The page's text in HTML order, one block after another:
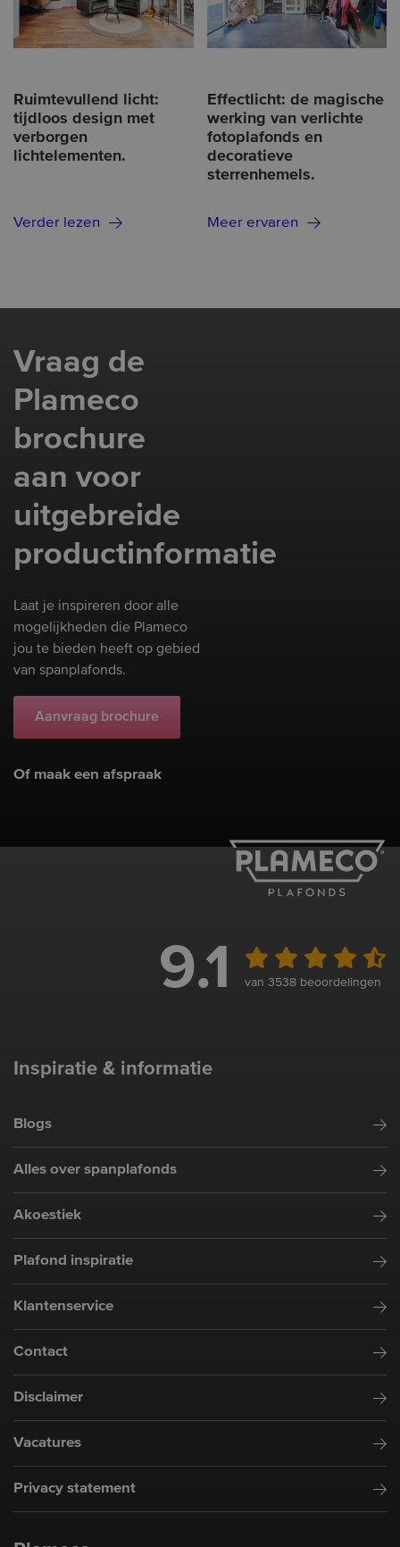
Ruimtevullend licht:
tijdloos design met
verborgen
lichtelementen.
Verder lezen
Effectlicht: de magische
werking van verlichte
fotoplafonds en
decoratieve
sterrenhemels.
Meer ervaren
Vraag de
Plameco
brochure
aan voor
uitgebreide
productinformatie
Laat je inspireren door alle
mogelijkheden die Plameco
jou te bieden heeft op gebied
van spanplafonds.
Aanvraag brochure
Of maak een afspraak
9.1 van 3538 beoordelingen
Inspiratie & informatie
Blogs
Alles over spanplafonds
Akoestiek
Plafond inspiratie
Klantenservice
Contact
Disclaimer
Vacatures
Privacy statement